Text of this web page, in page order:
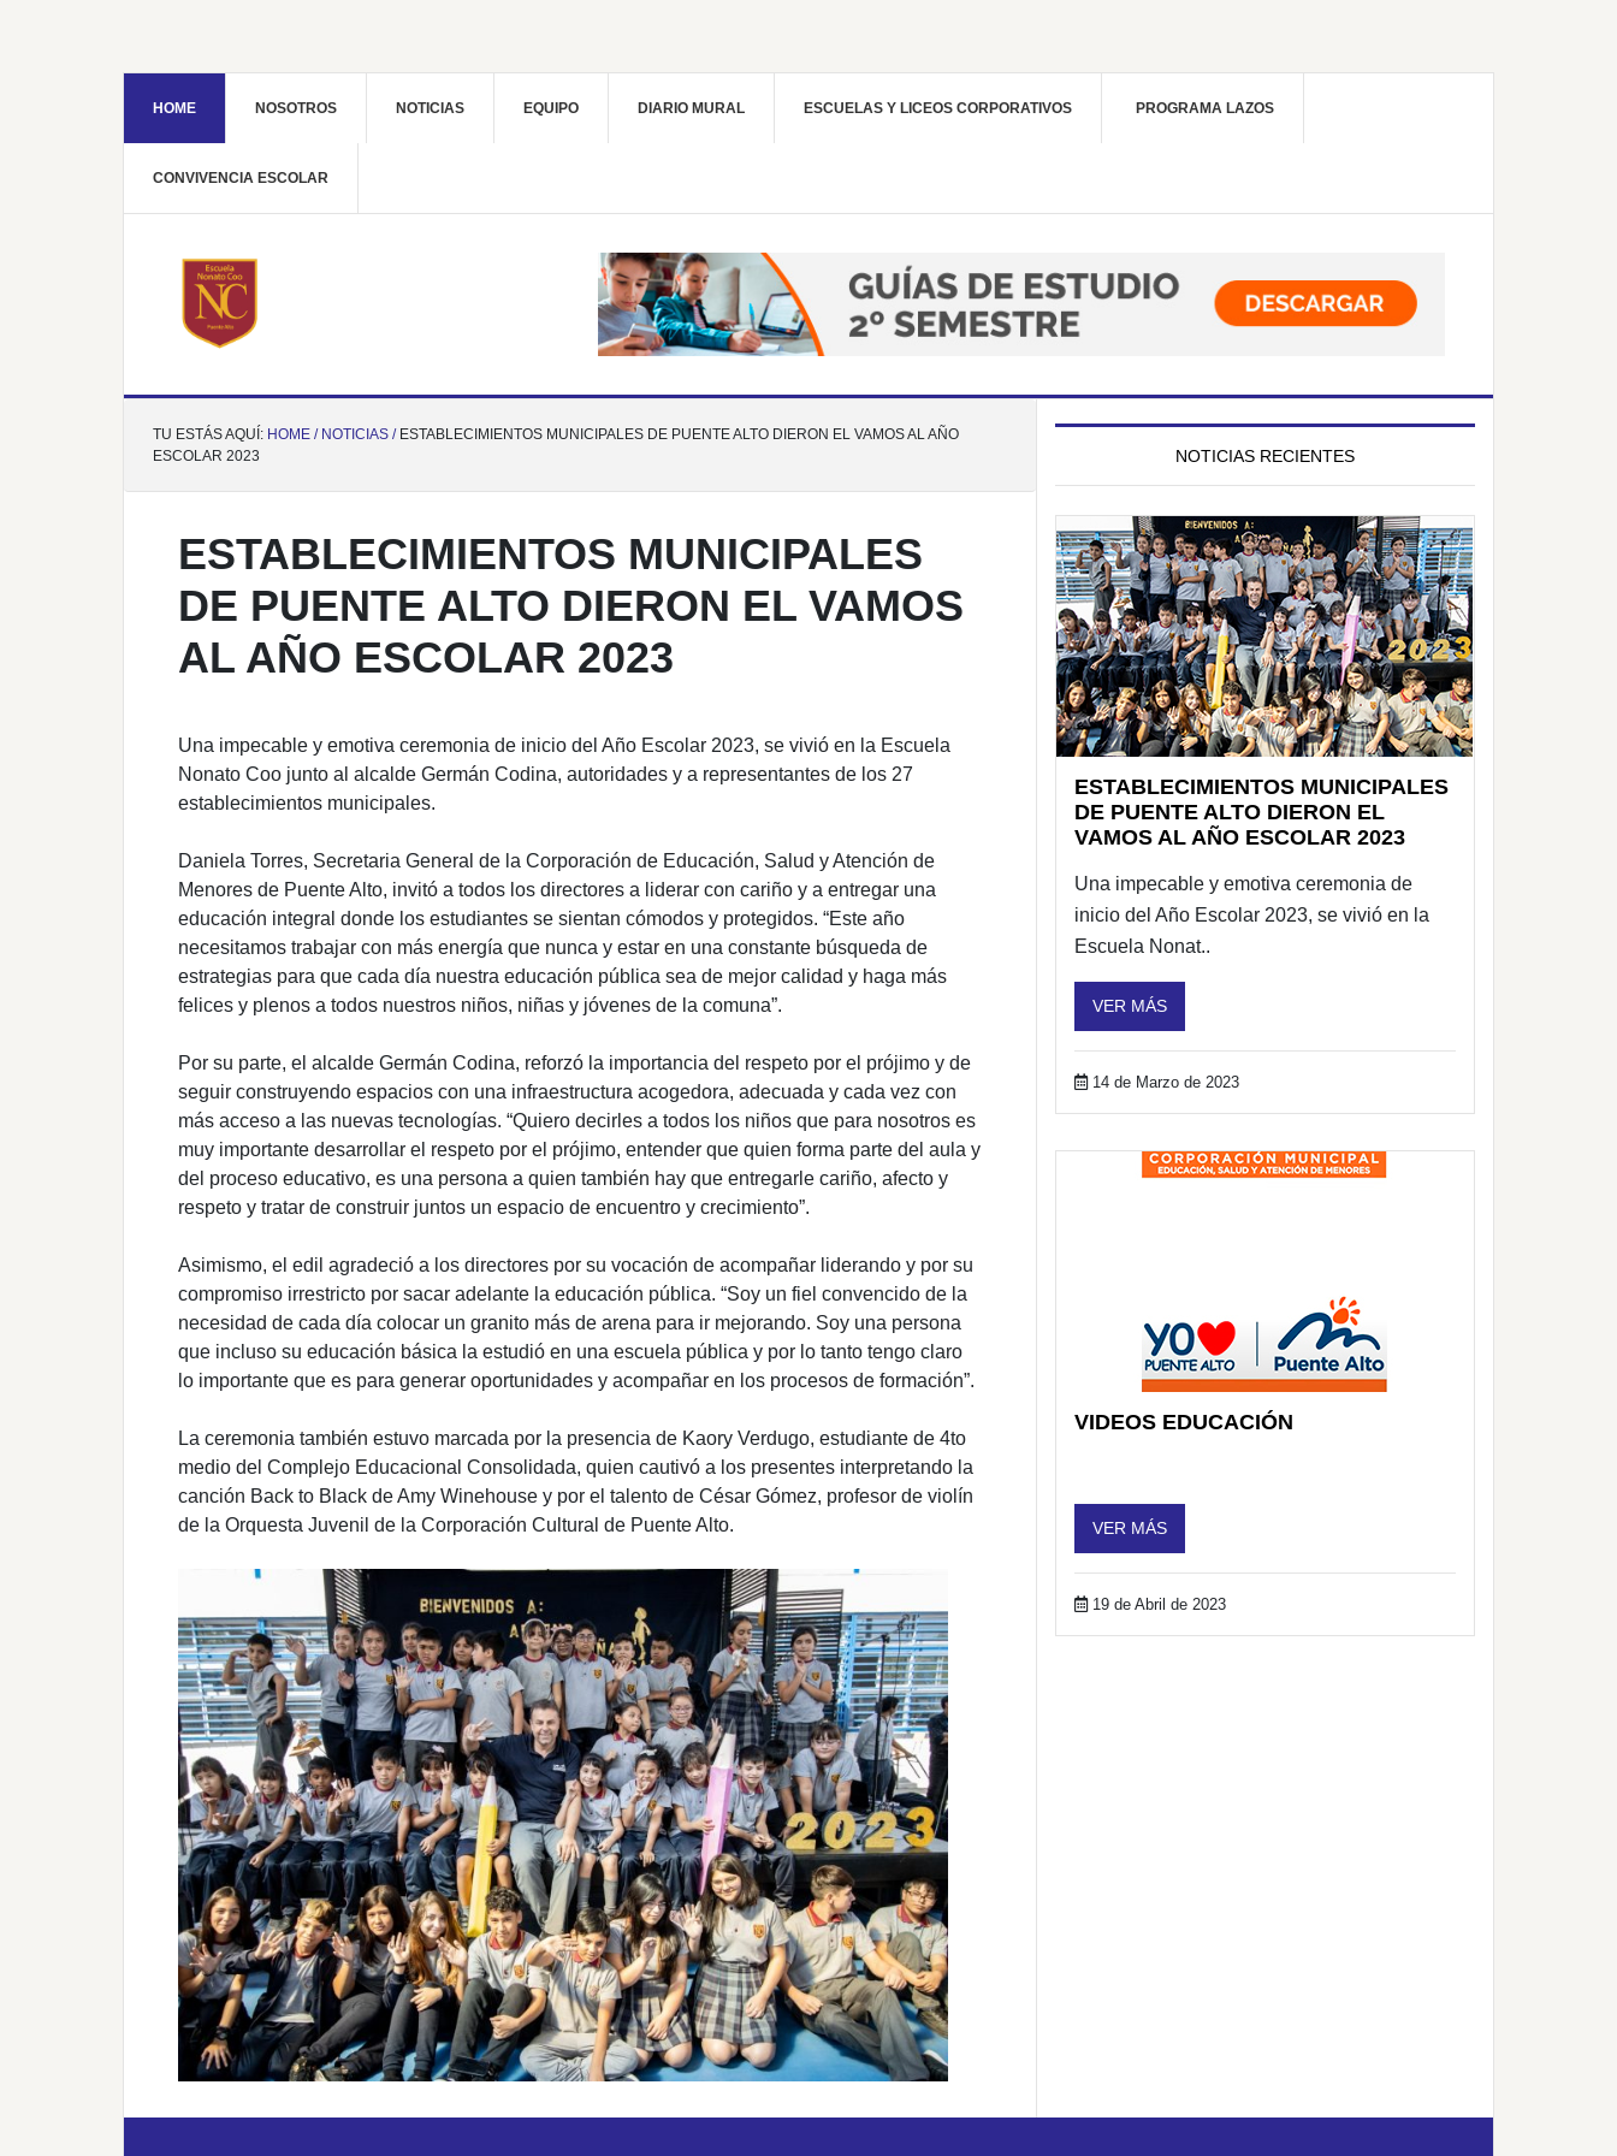
HOME NOSOTROS NOTICIAS EQUIPO DIARIO MURAL ESCUELAS Y LICEOS CORPORATIVOS PROGRAMA LAZOS
CONVIVENCIA ESCOLAR
TU ESTÁS AQUÍ: HOME / NOTICIAS / ESTABLECIMIENTOS MUNICIPALES DE PUENTE ALTO DIERON EL VAMOS AL AÑO
ESCOLAR 2023
ESTABLECIMIENTOS MUNICIPALES
DE PUENTE ALTO DIERON EL VAMOS
AL AÑO ESCOLAR 2023
Una impecable y emotiva ceremonia de inicio del Año Escolar 2023, se vivió en la Escuela
Nonato Coo junto al alcalde Germán Codina, autoridades y a representantes de los 27
establecimientos municipales.
Daniela Torres, Secretaria General de la Corporación de Educación, Salud y Atención de
Menores de Puente Alto, invitó a todos los directores a liderar con cariño y a entregar una
educación integral donde los estudiantes se sientan cómodos y protegidos. “Este año
necesitamos trabajar con más energía que nunca y estar en una constante búsqueda de
estrategias para que cada día nuestra educación pública sea de mejor calidad y haga más
felices y plenos a todos nuestros niños, niñas y jóvenes de la comuna”.
Por su parte, el alcalde Germán Codina, reforzó la importancia del respeto por el prójimo y de
seguir construyendo espacios con una infraestructura acogedora, adecuada y cada vez con
más acceso a las nuevas tecnologías. “Quiero decirles a todos los niños que para nosotros es
muy importante desarrollar el respeto por el prójimo, entender que quien forma parte del aula y
del proceso educativo, es una persona a quien también hay que entregarle cariño, afecto y
respeto y tratar de construir juntos un espacio de encuentro y crecimiento”.
Asimismo, el edil agradeció a los directores por su vocación de acompañar liderando y por su
compromiso irrestricto por sacar adelante la educación pública. “Soy un fiel convencido de la
necesidad de cada día colocar un granito más de arena para ir mejorando. Soy una persona
que incluso su educación básica la estudió en una escuela pública y por lo tanto tengo claro
lo importante que es para generar oportunidades y acompañar en los procesos de formación”.
La ceremonia también estuvo marcada por la presencia de Kaory Verdugo, estudiante de 4to
medio del Complejo Educacional Consolidada, quien cautivó a los presentes interpretando la
canción Back to Black de Amy Winehouse y por el talento de César Gómez, profesor de violín
de la Orquesta Juvenil de la Corporación Cultural de Puente Alto.
NOTICIAS RECIENTES
ESTABLECIMIENTOS MUNICIPALES
DE PUENTE ALTO DIERON EL
VAMOS AL AÑO ESCOLAR 2023
Una impecable y emotiva ceremonia de
inicio del Año Escolar 2023, se vivió en la
Escuela Nonat..
VER MÁS
14 de Marzo de 2023
VIDEOS EDUCACIÓN
VER MÁS
19 de Abril de 2023